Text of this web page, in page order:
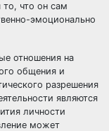
то, что он сам
эмоционально
отношения на
общения и
разрешения
являются
личности
может